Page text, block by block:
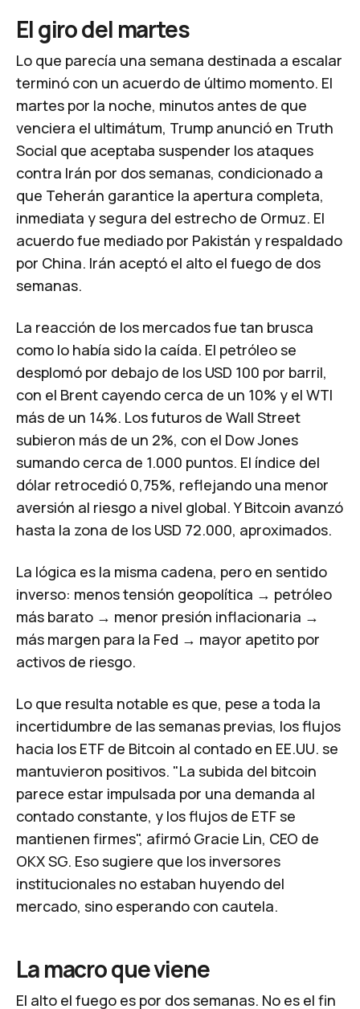
El giro del martes
Lo que parecía una semana destinada a escalar
terminó con un acuerdo de último momento. El
martes por la noche, minutos antes de que
venciera el ultimátum, Trump anunció en Truth
Social que aceptaba suspender los ataques
contra Irán por dos semanas, condicionado a
que Teherán garantice la apertura completa,
inmediata y segura del estrecho de Ormuz. El
acuerdo fue mediado por Pakistán y respaldado
por China. Irán aceptó el alto el fuego de dos
semanas.
La reacción de los mercados fue tan brusca
como lo había sido la caída. El petróleo se
desplomó por debajo de los USD 100 por barril,
con el Brent cayendo cerca de un 10% y el WTI
más de un 14%. Los futuros de Wall Street
subieron más de un 2%, con el Dow Jones
sumando cerca de 1.000 puntos. El índice del
dólar retrocedió 0,75%, reflejando una menor
aversión al riesgo a nivel global. Y Bitcoin avanzó
hasta la zona de los USD 72.000, aproximados.
La lógica es la misma cadena, pero en sentido
inverso: menos tensión geopolítica → petróleo
más barato → menor presión inflacionaria →
más margen para la Fed → mayor apetito por
activos de riesgo.
Lo que resulta notable es que, pese a toda la
incertidumbre de las semanas previas, los flujos
hacia los ETF de Bitcoin al contado en EE.UU. se
mantuvieron positivos. "La subida del bitcoin
parece estar impulsada por una demanda al
contado constante, y los flujos de ETF se
mantienen firmes", afirmó Gracie Lin, CEO de
OKX SG. Eso sugiere que los inversores
institucionales no estaban huyendo del
mercado, sino esperando con cautela.
La macro que viene
El alto el fuego es por dos semanas. No es el fin